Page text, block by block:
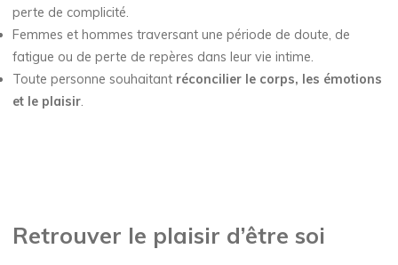
perte de complicité.
Femmes et hommes traversant une période de doute, de
fatigue ou de perte de repères dans leur vie intime.
Toute personne souhaitant réconcilier le corps, les émotions
et le plaisir.
Retrouver le plaisir d’être soi